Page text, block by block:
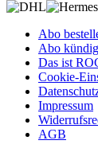
Abo
Abo
Das ist
Cookie-
Impressum
AGB